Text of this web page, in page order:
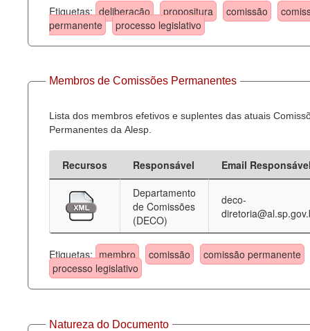
Etiquetas: deliberação propositura comissão
permanente
processo legislativo
Membros de Comissões Permanentes
Lista dos membros efetivos e suplentes das atuais
Permanentes da Alesp.
Recursos Responsável
Email
Departamento
de Comissões
(DECO)
deco-
Etiquetas: membro comissão
comissão permanente
processo legislativo
Natureza do Documento